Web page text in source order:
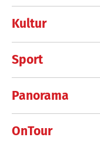
Kultur
Sport
Panorama
OnTour